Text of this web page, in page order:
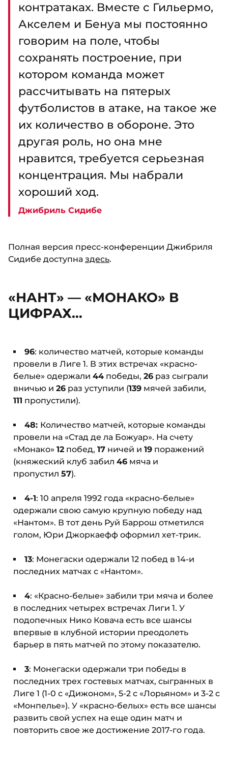
контратаках. Вместе с Гильермо,
Акселем и Бенуа мы постоянно
говорим на поле, чтобы
сохранять построение, при
котором команда может
рассчитывать на пятерых
футболистов в атаке, на такое же
их количество в обороне. Это
другая роль, но она мне
нравится, требуется серьезная
концентрация. Мы набрали
хороший ход.
Джибриль Сидибе
Полная версия пресс-конференции Джибриля
Сидибе доступна здесь.
«НАНТ» — «МОНАКО» В
ЦИФРАХ…
96: количество матчей, которые команды
провели в Лиге 1. В этих встречах «красно-
белые» одержали 44 победы, 26 раз сыграли
вничью и 26 раз уступили (139 мячей забили,
111 пропустили).
48: Количество матчей, которые команды
провели на «Стад де ла Божуар». На счету
«Монако» 12 побед, 17 ничей и 19 поражений
(княжеский клуб забил 46 мяча и
пропустил 57).
4-1: 10 апреля 1992 года «красно-белые»
одержали свою самую крупную победу над
«Нантом». В тот день Руй Баррош отметился
голом, Юри Джоркаефф оформил хет-трик.
13: Монегаски одержали 12 побед в 14-и
последних матчах с «Нантом».
4: «Красно-белые» забили три мяча и более
в последних четырех встречах Лиги 1. У
подопечных Нико Ковача есть все шансы
впервые в клубной истории преодолеть
барьер в пять матчей по этому показателю.
3: Монегаски одержали три победы в
последних трех гостевых матчах, сыгранных в
Лиге 1 (1-0 с «Дижоном», 5-2 с «Лорьяном» и 3-2 c
«Монпелье»). У «красно-белых» есть все шансы
развить свой успех на еще один матч и
повторить свое же достижение 2017-го года.